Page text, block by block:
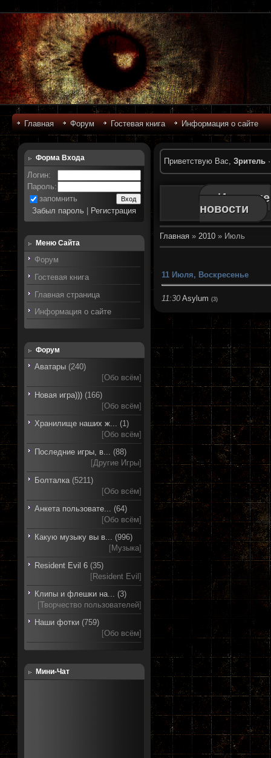
Главная Форум Гостевая книга Информация о сайте
Форма Входа
Логин:
Пароль:
запомнить
Забыл пароль
Регистрация
Меню Сайта
Форум
Гостевая книга
Главная страница
Информация о сайте
Форум
Аватары (240)
[Обо всём]
Новая игра))) (166)
[Обо всём]
Хранилище наших ж... (1)
[Обо всём]
Последние игры, в... (88)
[Другие Игры]
Болталка (5211)
[Обо всём]
Анкета пользовате... (64)
[Обо всём]
Какую музыку вы в... (996)
[Музыка]
Resident Evil 6 (35)
[Resident Evil]
Клипы и флешки на... (3)
[Творчество пользователей]
Наши фотки (759)
[Обо всём]
Мини-Чат
Приветствую Вас,Зритель
Игровые
новости
Главная »2010 » Июль
11 Июля, Воскресенье
11:30 Asylum (3)